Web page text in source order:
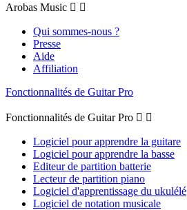
Arobas Music  
Qui sommes-nous ?
Presse
Aide
Affiliation
Fonctionnalités de Guitar Pro
Fonctionnalités de Guitar Pro  
Logiciel pour apprendre la guitare
Logiciel pour apprendre la basse
Editeur de partition batterie
Lecteur de partition piano
Logiciel d'apprentissage du ukulélé
Logiciel de notation musicale